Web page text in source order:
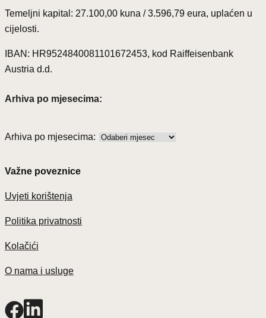
Temeljni kapital: 27.100,00 kuna / 3.596,79 eura, uplaćen u
cijelosti.
IBAN: HR9524840081101672453, kod Raiffeisenbank
Austria d.d.
Arhiva po mjesecima:
Arhiva po mjesecima:
Važne poveznice
Uvjeti korištenja
Politika privatnosti
Kolačići
O nama i usluge